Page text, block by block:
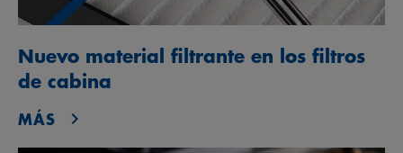
Nuevo material filtrante en los filtros
de cabina
MÁS